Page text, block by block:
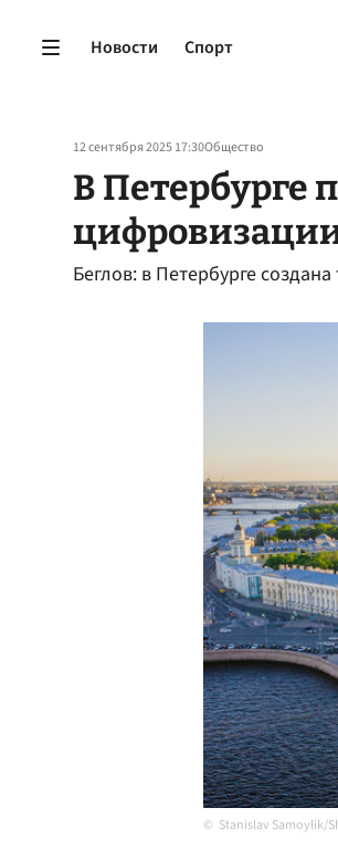
Новости Спорт
12 сентября 2025 17:30Общество
В Петербурге
Беглов: в Петербурге
Stanislav Samoylik/